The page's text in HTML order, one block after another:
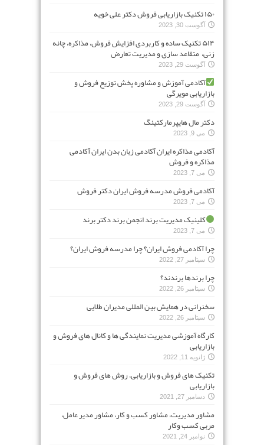
۱۵۰ تکنیک بازاریابی فروش دکتر علی خویه
آگوست 30, 2023
۵۱۴ تکنیک ساده و کاربردی افزایش فروش، مذاکره، چانه
زنی، متقاعد سازی و مدیریت تعارض
آگوست 29, 2023
آکادمی آموزش و مشاوره پخش توزیع فروش و
بازاریابی مویرگی
آگوست 29, 2023
دکتر مال هایپرمارکتینگ
می 9, 2023
آکادمی مذاکره ایران آکادمی زبان بدن ایران آکادمی
مذاکره و فروش
می 7, 2023
آکادمی فروش مدرسه فروش ایران دکتر فروش
می 7, 2023
کلینیک مدیریت برند انجمن برند دکتر برند
می 7, 2023
چرا آکادمی فروش ایران؟ چرا مدرسه فروش ایران؟
سپتامبر 27, 2022
چرا برندها برندند؟
سپتامبر 26, 2022
سخنرانی در همایش بین المللی مدیران طلایی
سپتامبر 26, 2022
کارگاه آموزشی مدیریت نمایندگی ها و کانال های فروش و
بازاریابی
ژانویه 11, 2022
تکنیک های فروش و بازاریابی، روش های فروش و
بازاریابی
دسامبر 27, 2021
مشاور مدیریت، مشاور کسب و کار، مشاور مدیر عامل،
مربی کسب وکار
نوامبر 24, 2021